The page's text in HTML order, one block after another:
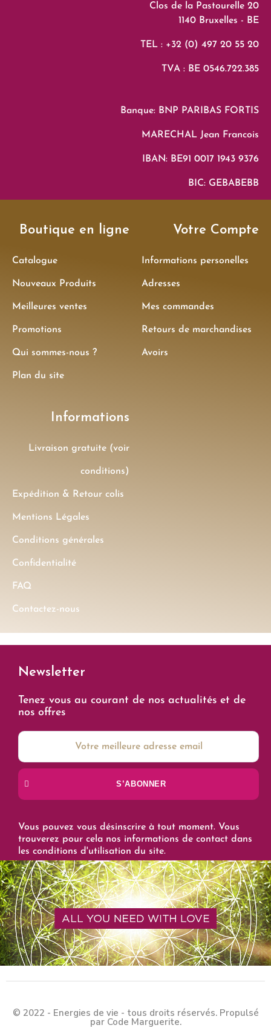
Clos de la Pastourelle 20
1140 Bruxelles - BE
TEL : +32 (0) 497 20 55 20
TVA : BE 0546.722.385
Banque: BNP PARIBAS FORTIS
MARECHAL Jean Francois
IBAN: BE91 0017 1943 9376
BIC: GEBABEBB
Boutique en ligne
Catalogue
Nouveaux Produits
Meilleures ventes
Promotions
Qui sommes-nous ?
Plan du site
Votre Compte
Informations personelles
Adresses
Mes commandes
Retours de marchandises
Avoirs
Informations
Livraison gratuite (voir
conditions)
Expédition & Retour colis
Mentions Légales
Conditions générales
Confidentialité
FAQ
Contactez-nous
Newsletter
Tenez vous au courant de nos actualités et de
nos offres
S’ABONNER
Vous pouvez vous désinscrire à tout moment. Vous
trouverez pour cela nos informations de contact dans
les conditions d'utilisation du site.
© 2022 - Energies de vie - tous droits réservés. Propulsé
par Code Marguerite.